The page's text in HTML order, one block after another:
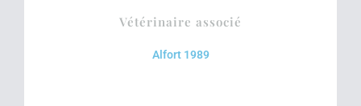
Vétérinaire associé
Alfort 1989